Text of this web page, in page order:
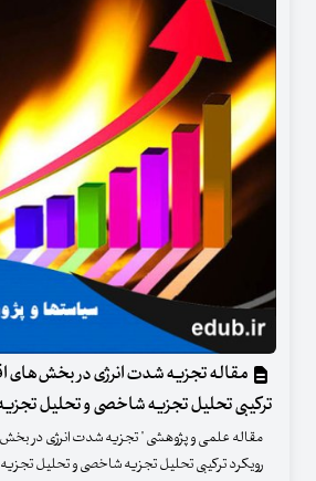
مقاله تجزیه شدت انرژی در بخش‌های
ترکیبی تحلیل تجزیه شاخصی و تحلیل تجزیه
مقاله علمی و پژوهشی " تجزیه شدت انرژی در
رویکرد ترکیبی تحلیل تجزیه شاخصی و تحلیل تجزیه